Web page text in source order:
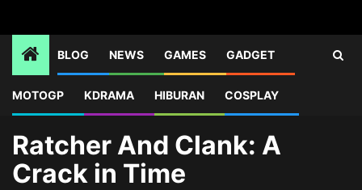
BLOG NEWS GAMES GADGET
MOTOGP KDRAMA HIBURAN COSPLAY
Home Blog Ratcher And Clank: A Crack in Time
Ratcher And Clank: A
Crack in Time